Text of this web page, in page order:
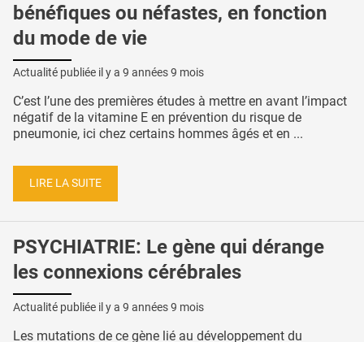
bénéfiques ou néfastes, en fonction
du mode de vie
Actualité publiée il y a 9 années 9 mois
C’est l’une des premières études à mettre en avant l’impact
négatif de la vitamine E en prévention du risque de
pneumonie, ici chez certains hommes âgés et en ...
LIRE LA SUITE
PSYCHIATRIE: Le gène qui dérange
les connexions cérébrales
Actualité publiée il y a 9 années 9 mois
Les mutations de ce gène lié au développement du